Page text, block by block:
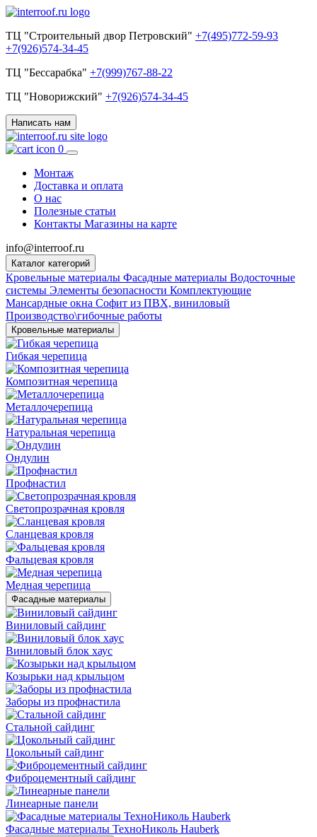
ТЦ "Строительный двор Петровский" +7(495)772-59-93
+7(926)574-34-45
ТЦ "Бессарабка" +7(999)767-88-22
ТЦ "Новорижский" +7(926)574-34-45
Написать нам
0
Монтаж
Доставка и оплата
О нас
Полезные статьи
Контакты Магазины на карте
info@interroof.ru
Каталог категорий
Кровельные материалы Фасадные материалы Водосточные
системы Элементы безопасности Комплектующие
Мансардные окна Софит из ПВХ, виниловый
Производство\гибочные работы
Кровельные материалы
Гибкая черепица
Композитная черепица
Металлочерепица
Натуральная черепица
Ондулин
Профнастил
Светопрозрачная кровля
Сланцевая кровля
Фальцевая кровля
Медная черепица
Фасадные материалы
Виниловый сайдинг
Виниловый блок хаус
Козырьки над крыльцом
Заборы из профнастила
Стальной сайдинг
Цокольный сайдинг
Фиброцементный сайдинг
Линеарные панели
Фасадные материалы ТехноНиколь Hauberk